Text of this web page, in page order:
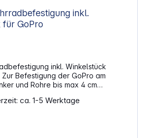
inkl.
GoPro
inkl. Winkelstück
Einfache Montage
ca. 1-5 Werktage